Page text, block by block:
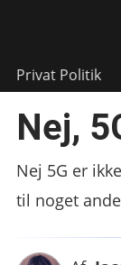
Privat Politik
Nej,
Nej 5G er
til noget